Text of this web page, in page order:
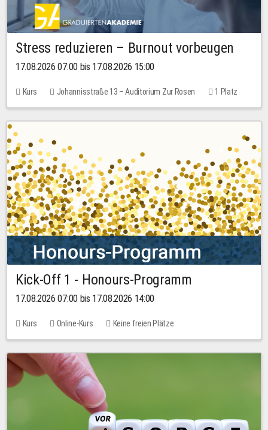
Stress reduzieren – Burnout vorbeugen
17.08.2026 07:00 bis 17.08.2026 15:00
Kurs Johannisstraße 13 – Auditorium Zur Rosen
1 Platz
10,00 EUR
Kick-Off 1 - Honours-Programm
17.08.2026 07:00 bis 17.08.2026 14:00
Kurs Online-Kurs Keine freien Plätze